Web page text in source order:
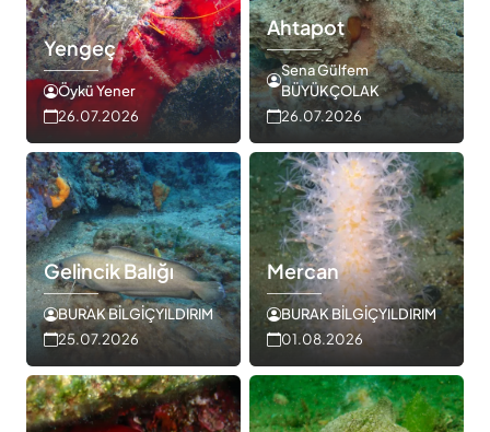
Yengeç
Öykü Yener
26.07.2026
Ahtapot
Sena Gülfem
BÜYÜKÇOLAK
26.07.2026
Gelincik Balığı
BURAK BİLGİÇYILDIRIM
25.07.2026
Mercan
BURAK BİLGİÇYILDIRIM
01.08.2026